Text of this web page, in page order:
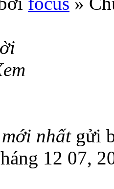
nhất gửi
12 07,